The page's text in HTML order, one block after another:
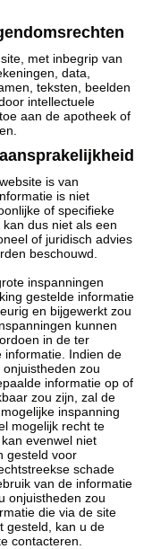
met inbegrip van
data,
teksten, beelden
intellectuele
aan de apotheek of
is van
is niet
of specifieke
dus niet als een
of juridisch advies
beschouwd.
inspanningen
gestelde informatie
en bijgewerkt zou
kunnen
in de ter
informatie. Indien de
zou
informatie op of
zou zijn, zal de
inspanning
mogelijk recht te
evenwel niet
gesteld voor
schade
van de informatie
onjuistheden zou
die via de site
gesteld, kan u de
contacteren.